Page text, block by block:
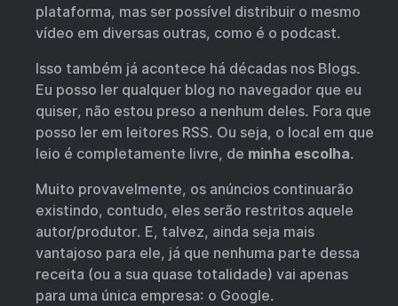
plataforma, mas ser possível distribuir o mesmo
vídeo em diversas outras, como é o podcast.
Isso também já acontece há décadas nos Blogs.
Eu posso ler qualquer blog no navegador que eu
quiser, não estou preso a nenhum deles. Fora que
posso ler em leitores RSS. Ou seja, o local em que
leio é completamente livre, de minha escolha.
Muito provavelmente, os anúncios continuarão
existindo, contudo, eles serão restritos aquele
autor/produtor. E, talvez, ainda seja mais
vantajoso para ele, já que nenhuma parte dessa
receita (ou a sua quase totalidade) vai apenas
para uma única empresa: o Google.